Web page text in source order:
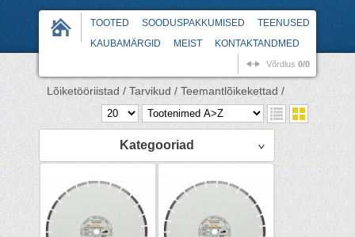
TOOTED SOODUSPAKKUMISED
TEENUSED
KAUBAMÄRGID
MEIST KONTAKTANDMED
Võrdlus 0/0
Lõiketööriistad / Tarvikud / Teemantlõikekettad /
Kategooriad